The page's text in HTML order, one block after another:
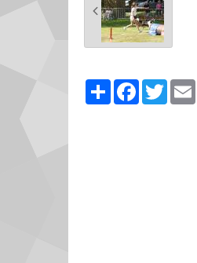
PartagerFacebook
Twitter